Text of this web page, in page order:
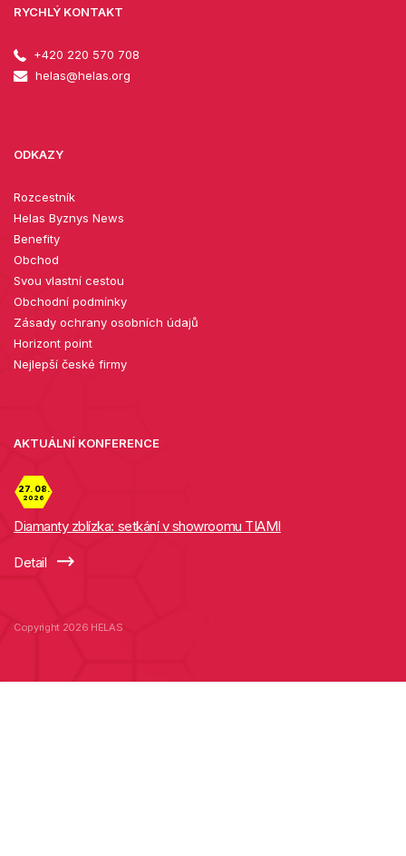
RYCHLÝ KONTAKT
+420 220 570 708
helas@helas.org
ODKAZY
Rozcestník
Helas Byznys News
Benefity
Obchod
Svou vlastní cestou
Obchodní podmínky
Zásady ochrany osobních údajů
Horizont point
Nejlepší české firmy
AKTUÁLNÍ KONFERENCE
27. 08.
2026
Diamanty zblízka: setkání v showroomu TIAMI
Detail
Copyright 2026 HELAS